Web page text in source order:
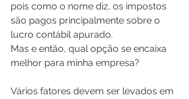
pois como o nome diz, os impostos
são pagos principalmente sobre o
lucro contábil apurado.
Mas e então, qual opção se encaixa
melhor para minha empresa?
Vários fatores devem ser levados em